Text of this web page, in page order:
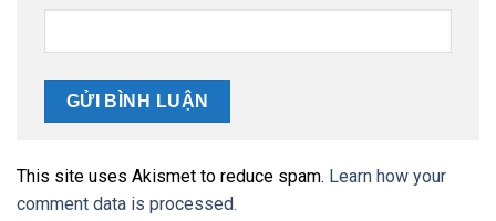
This site uses Akismet to reduce spam. Learn how your
comment data is processed.